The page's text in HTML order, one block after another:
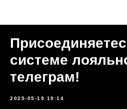
системе
телеграм!
2025-05-19 19:14